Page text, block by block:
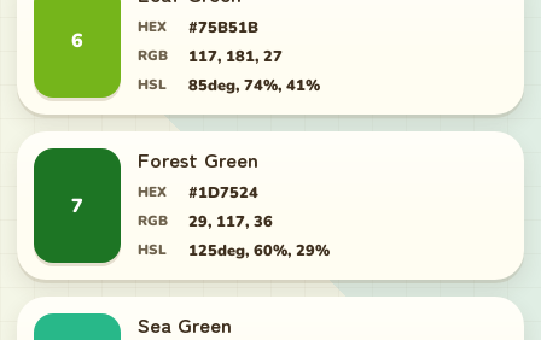
6
HEX #75B51B
RGB 117, 181, 27
HSL 85deg, 74%, 41%
7
Forest Green
HEX #1D7524
RGB 29, 117, 36
HSL 125deg, 60%, 29%
Sea Green